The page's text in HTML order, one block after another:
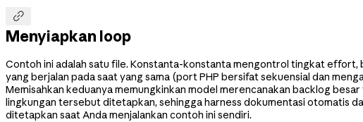

Menyiapkan loop
Contoh ini adalah satu file. Konstanta-konstanta mengontrol tingkat
yang berjalan pada saat yang sama (port PHP bersifat sekuensial dan
Memisahkan keduanya memungkinkan model merencanakan backlog
lingkungan tersebut ditetapkan, sehingga harness dokumentasi otomatis
ditetapkan saat Anda menjalankan contoh ini sendiri.